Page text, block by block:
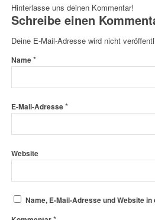
Hinterlasse uns deinen Kommentar!
Schreibe einen
Deine E-Mail-Adresse wird nicht
Name*
E-Mail-Adresse*
Website
Name, E-Mail-Adresse und Website